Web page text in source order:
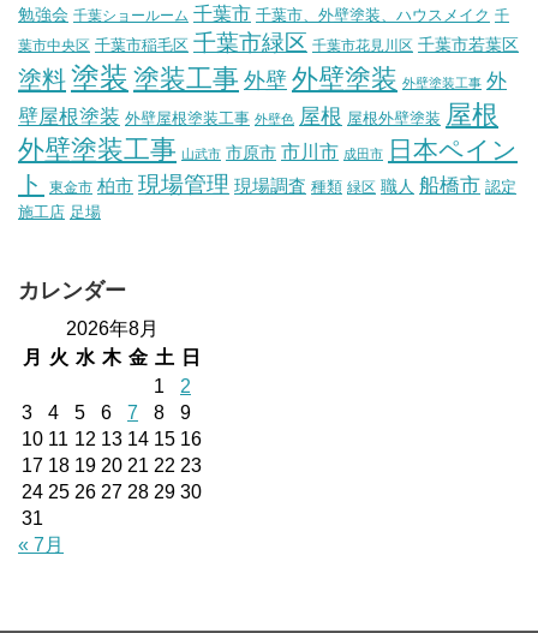
勉強会 千葉ショールーム 千葉市 千葉市、外壁塗装、ハウスメイク 千
葉市中央区 千葉市稲毛区 千葉市緑区 千葉市花見川区 千葉市若葉区
塗料塗装 塗装工事 外壁 外壁塗装 外壁塗装工事 外
壁屋根塗装 外壁屋根塗装工事 外壁色 屋根 屋根外壁塗装 屋根
外壁塗装工事 山武市 市原市 市川市 成田市
日本ペイン
ト
東金市 柏市 現場管理 現場調査 種類 緑区 職人 船橋市 認定
施工店 足場
カレンダー
2026年8月
月
火 水 木 金 土
日
1
2
3
4 5 6 7 8
9
10 11 12 13 14 15 16
17 18 19 20 21 22 23
24 25 26 27 28 29 30
31
« 7月